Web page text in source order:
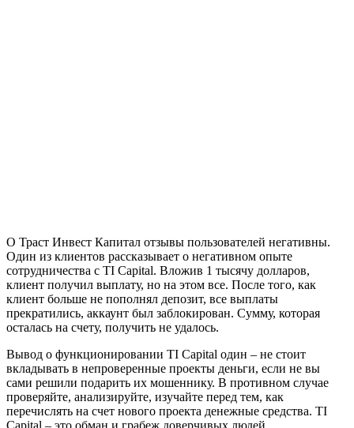
О Траст Инвест Капитал отзывы пользователей негативны.
Один из клиентов рассказывает о негативном опыте
сотрудничества с TI Capital. Вложив 1 тысячу долларов,
клиент получил выплату, но на этом все. После того, как
клиент больше не пополнял депозит, все выплаты
прекратились, аккаунт был заблокирован. Сумму, которая
осталась на счету, получить не удалось.
Вывод о функционировании TI Capital один – не стоит
вкладывать в непроверенные проекты деньги, если не вы
сами решили подарить их мошеннику. В противном случае
проверяйте, анализируйте, изучайте перед тем, как
перечислять на счет нового проекта денежные средства. TI
Capital – это обман и грабеж доверчивых людей.